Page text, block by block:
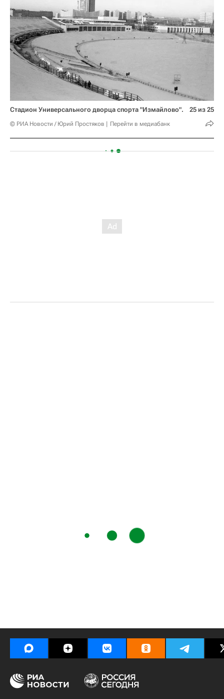
Стадион Универсального дворца спорта "Измайлово".
© РИА Новости / Юрий Простяков Перейти в медиабанк
25 из 25